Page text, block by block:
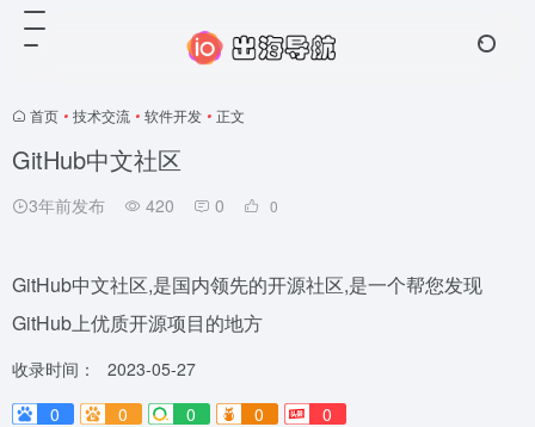
首页 • 技术交流 • 软件开发 • 正文
GitHub中文社区
3年前发布 420 0 0
GitHub中文社区,是国内领先的开源社区,是一个帮您发现
GitHub上优质开源项目的地方
收录时间：
2023-05-27
0
0 0 0 0